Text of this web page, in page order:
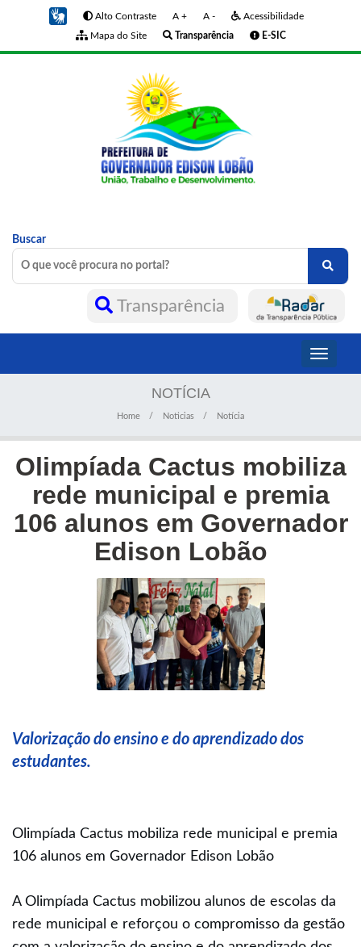
Alto Contraste A + A -
Acessibilidade
Mapa do Site
Transparência E-SIC
Buscar
Transparência
Toggle
NOTÍCIA
Home Noticias Notícia
Olimpíada Cactus mobiliza
rede municipal e premia
106 alunos em Governador
Edison Lobão
Valorização do ensino e do aprendizado dos
estudantes.
Olimpíada Cactus mobiliza rede municipal e premia
106 alunos em Governador Edison Lobão
A Olimpíada Cactus mobilizou alunos de escolas da
rede municipal e reforçou o compromisso da gestão